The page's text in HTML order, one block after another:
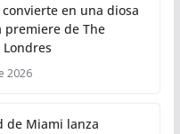
convierte en una diosa
premiere de The
Londres
2026
de Miami lanza